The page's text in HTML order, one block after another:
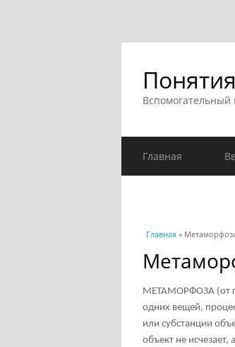
Главная
Вы здесь
Главная »
МЕТАМОРФОЗА (от
одних вещей,
или субстанции
объект не